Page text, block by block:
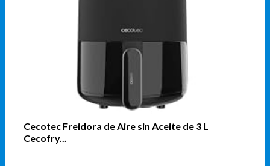
Cecotec Freidora de Aire sin Aceite de 3 L
Cecofry...